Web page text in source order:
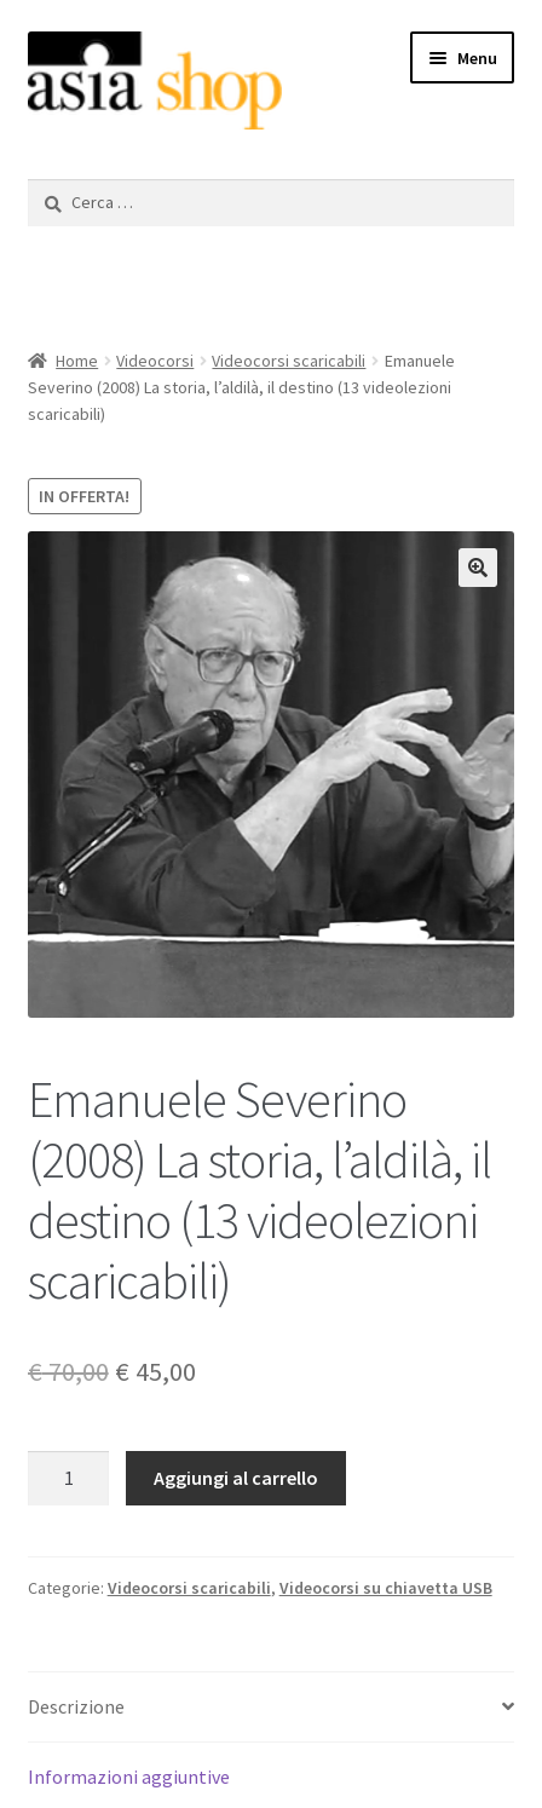
alla
navigazione
al
contenuto
Menu
Il mio account
Aiuto
Home Videocorsi Videocorsi scaricabili
Emanuele
Severino (2008) La storia, l’aldilà, il destino (13 videolezioni
scaricabili)
IN OFFERTA!
Emanuele Severino
(2008) La storia, l’aldilà, il
destino (13 videolezioni
scaricabili)
€70,00 Il
originale
era:
€ 45,00Il
attuale
è:
storia,
(13
scaricabili)
Aggiungi al carrello
Categorie: Videocorsi scaricabili, Videocorsi su chiavetta USB
Descrizione
Informazioni aggiuntive